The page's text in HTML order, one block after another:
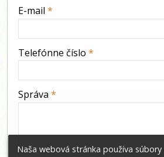
E-mail *
Telefónne číslo *
Správa *
Naša webová stránka používa